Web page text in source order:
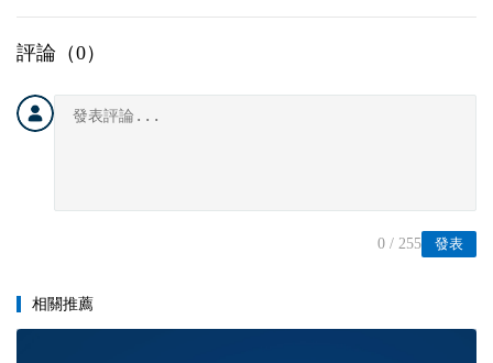
評論（0）
發表
0 / 255
相關推薦